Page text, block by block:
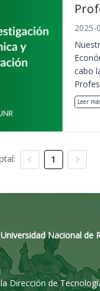
2025-
cabo
Leer
1
Nacional de
Dirección de